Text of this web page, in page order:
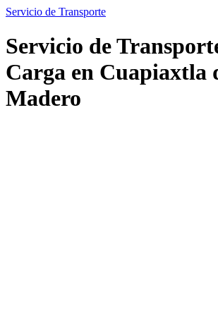
Servicio de Transporte
Servicio de
Carga en Cuapiaxtla
Madero